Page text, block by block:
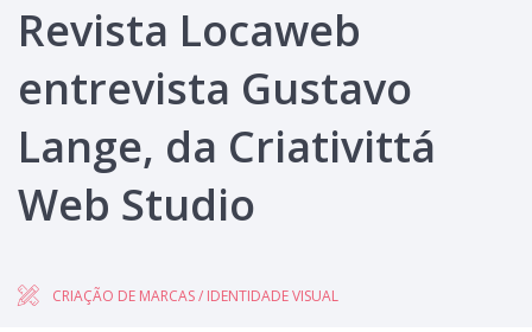
Revista Locaweb
entrevista Gustavo
Lange, da Criativittá
Web Studio
CRIAÇÃO DE MARCAS / IDENTIDADE VISUAL